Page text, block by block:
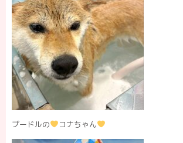
プードルの コナちゃん